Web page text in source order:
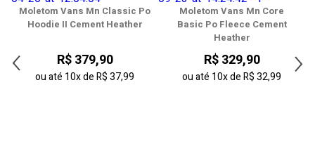
41
Moletom Vans Mn Classic Po
Hoodie II Cement Heather
R$ 379,90
ou até 10xdeR$ 37,99
Moletom Vans Mn Core
Basic Po Fleece Cement
Heather
R$ 329,90
ou até 10xdeR$ 32,99